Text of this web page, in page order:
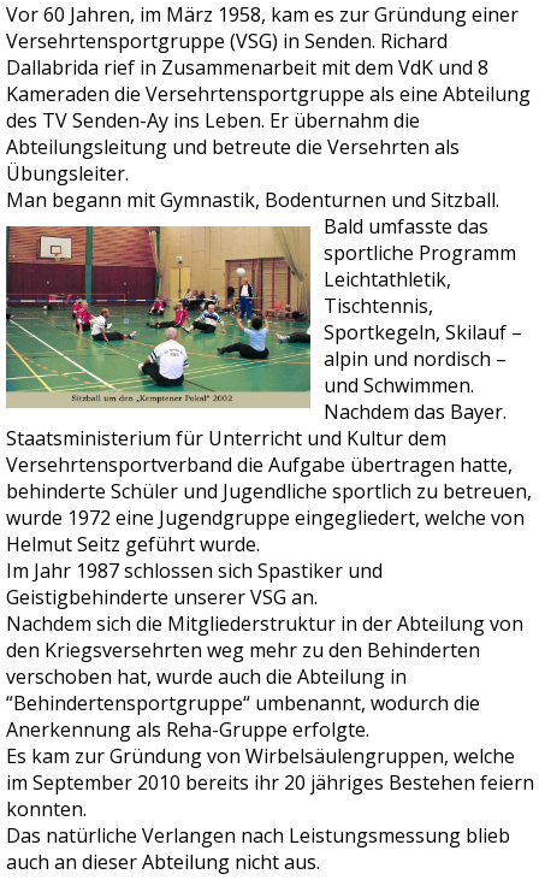
Vor 60 Jahren, im März 1958, kam es zur Gründung einer
Versehrtensportgruppe (VSG) in Senden. Richard
Dallabrida rief in Zusammenarbeit mit dem VdK und 8
Kameraden die Versehrtensportgruppe als eine Abteilung
des TV Senden-Ay ins Leben. Er übernahm die
Abteilungsleitung und betreute die Versehrten als
Übungsleiter.
Man begann mit Gymnastik, Bodenturnen und Sitzball.
Bald umfasste das
sportliche Programm
Leichtathletik,
Tischtennis,
Sportkegeln, Skilauf –
alpin und nordisch –
und Schwimmen.
Nachdem das Bayer.
Staatsministerium für Unterricht und Kultur dem
Versehrtensportverband die Aufgabe übertragen hatte,
behinderte Schüler und Jugendliche sportlich zu betreuen,
wurde 1972 eine Jugendgruppe eingegliedert, welche von
Helmut Seitz geführt wurde.
Im Jahr 1987 schlossen sich Spastiker und
Geistigbehinderte unserer VSG an.
Nachdem sich die Mitgliederstruktur in der Abteilung von
den Kriegsversehrten weg mehr zu den Behinderten
verschoben hat, wurde auch die Abteilung in
“Behindertensportgruppe“ umbenannt, wodurch die
Anerkennung als Reha-Gruppe erfolgte.
Es kam zur Gründung von Wirbelsäulengruppen, welche
im September 2010 bereits ihr 20 jähriges Bestehen feiern
konnten.
Das natürliche Verlangen nach Leistungsmessung blieb
auch an dieser Abteilung nicht aus.